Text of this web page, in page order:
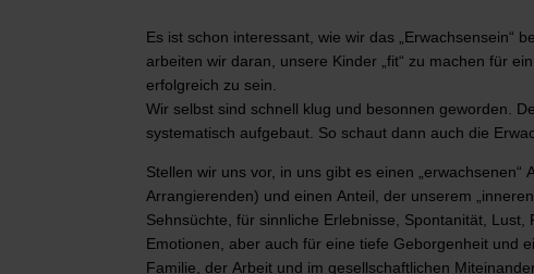
Es ist schon interessant, wie wir das „Erwachsensein“
arbeiten wir daran, unsere Kinder „fit“ zu machen für
erfolgreich zu sein.
Wir selbst sind schnell klug und besonnen geworden.
systematisch aufgebaut. So schaut dann auch die
Stellen wir uns vor, in uns gibt es einen
Arrangierenden) und einen Anteil, der unserem
Sehnsüchte, für sinnliche Erlebnisse, Spontanität,
Emotionen, aber auch für eine tiefe Geborgenheit und
Familie, der Arbeit und im gesellschaftlichen